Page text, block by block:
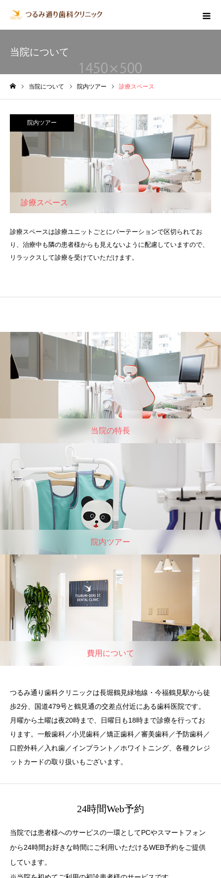
当院について
当院について 院内ツアー 診療スペース
院内ツアー
診療スペース
診療スペースは診療ユニットごとにパーテーションで区切られてお
り、治療中も隣の患者様からも見えないように配慮していますので、
リラックスして診療を受けていただけます。
当院の特⻑
院内ツアー
費用について
つるみ通り歯科クリニックは長堀鶴見緑地線・今福鶴見駅から徒
歩2分、国道479号と鶴見通の交差点付近にある歯科医院です。
月曜から土曜は夜20時まで、日曜日も18時まで診療を行ってお
ります。一般歯科／小児歯科／矯正歯科／審美歯科／予防歯科／
口腔外科／入れ歯／インプラント／ホワイトニング、各種クレジ
ットカードの取り扱いもございます。
24時間Web予約
当院では患者様へのサービスの一環としてPCやスマートフォン
から24時間お好きな時間にご利用いただけるWEB予約をご提供
しています。